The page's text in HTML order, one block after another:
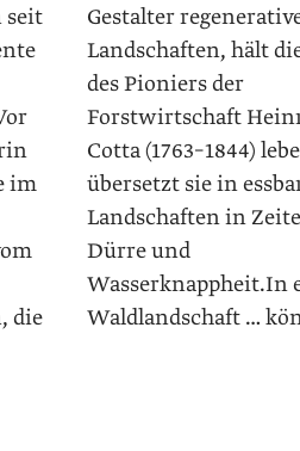
seit
im
die
Gestalter
Landschaften, hält
des Pioniers der
Forstwirtschaft
Cotta (1763–1844)
übersetzt sie in
Landschaften in
Dürre und
Wasserknappheit.In
Waldlandschaft …